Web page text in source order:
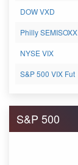
DOW VXD
Philly SEMISOXX
NYSE VIX
S&P 500 VIX Fut
S&P 500